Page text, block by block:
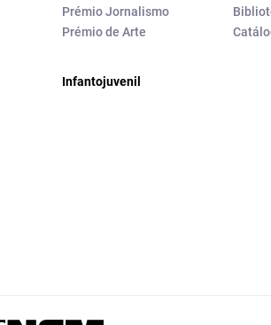
Prémio Jornalismo
Prémio de Arte
Infantojuvenil